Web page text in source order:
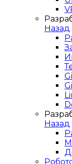
Назад
Назад